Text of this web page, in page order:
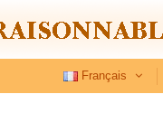
Français